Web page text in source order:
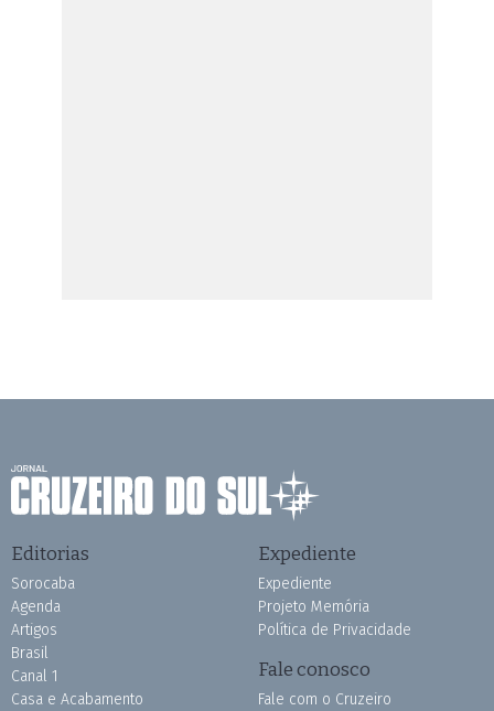
Editorias
Sorocaba
Agenda
Artigos
Brasil
Canal 1
Casa e Acabamento
Expediente
Expediente
Projeto Memória
Política de Privacidade
Fale conosco
Fale com o Cruzeiro